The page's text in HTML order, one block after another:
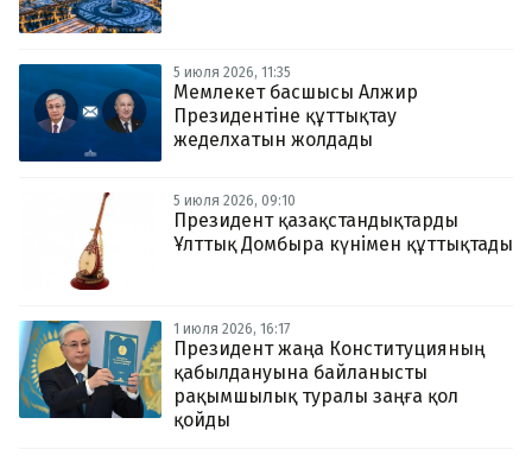
5 июля 2026, 11:35
Мемлекет басшысы Алжир
Президентіне құттықтау
жеделхатын жолдады
5 июля 2026, 09:10
Президент қазақстандықтарды
Ұлттық Домбыра күнімен құттықтады
1 июля 2026, 16:17
Президент жаңа Конституцияның
қабылдануына байланысты
рақымшылық туралы заңға қол
қойды